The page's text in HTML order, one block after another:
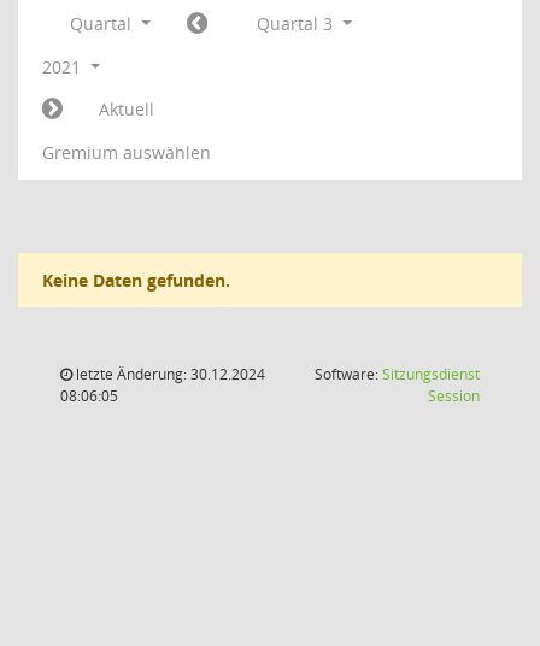
Quartal
Quartal 3
2021
Aktuell
Gremium auswählen
Keine Daten gefunden.
letzte Änderung: 30.12.2024
08:06:05
Software:Sitzungsdienst
Session(Wird in